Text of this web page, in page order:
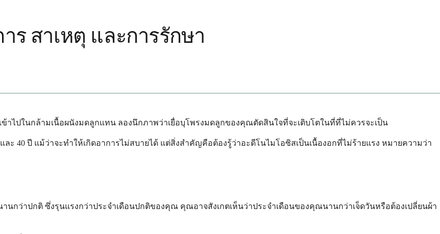
ร สาเหตุ และการรักษา
าไปในกล้ามเนื้อผนังมดลูกแทน ลองนึกภาพว่าเยื่อบุโพรงมดลูกของคุณตัดสินใจที่จะเติบโตในที่ที่ไม่ควรจะเป็น
ะ 40 ปี แม้ว่าจะทำให้เกิดอาการไม่สบายได้ แต่สิ่งสำคัญคือต้องรู้ว่าอะดีโนไมโอซิสเป็นเนื้องอกที่ไม่ร้ายแรง หมายความว่า
ว่าปกติ ซึ่งรุนแรงกว่าประจำเดือนปกติของคุณ คุณอาจสังเกตเห็นว่าประจำเดือนของคุณนานกว่าเจ็ดวันหรือต้องเปลี่ยนผ้า